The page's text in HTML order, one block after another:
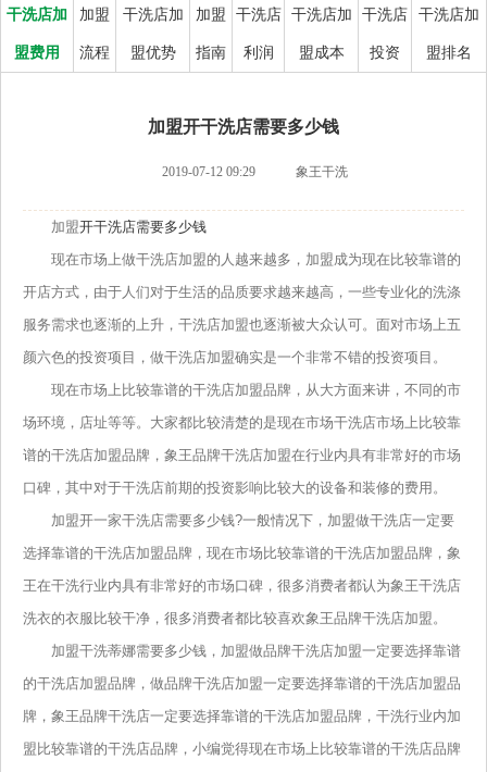
干洗店加
盟费用
加盟
流程
干洗店加
盟优势
加盟
指南
干洗店
利润
干洗店加
盟成本
干洗店
投资
干洗店加
盟排名
加盟开干洗店需要多少钱
2019-07-12 09:29 象王干洗
加盟开干洗店需要多少钱
现在市场上做干洗店加盟的人越来越多，加盟成为现在比较靠谱的
开店方式，由于人们对于生活的品质要求越来越高，一些专业化的洗涤
服务需求也逐渐的上升，干洗店加盟也逐渐被大众认可。面对市场上五
颜六色的投资项目，做干洗店加盟确实是一个非常不错的投资项目。
现在市场上比较靠谱的干洗店加盟品牌，从大方面来讲，不同的市
场环境，店址等等。大家都比较清楚的是现在市场干洗店市场上比较靠
谱的干洗店加盟品牌，象王品牌干洗店加盟在行业内具有非常好的市场
口碑，其中对于干洗店前期的投资影响比较大的设备和装修的费用。
加盟开一家干洗店需要多少钱?一般情况下，加盟做干洗店一定要
选择靠谱的干洗店加盟品牌，现在市场比较靠谱的干洗店加盟品牌，象
王在干洗行业内具有非常好的市场口碑，很多消费者都认为象王干洗店
洗衣的衣服比较干净，很多消费者都比较喜欢象王品牌干洗店加盟。
加盟干洗蒂娜需要多少钱，加盟做品牌干洗店加盟一定要选择靠谱
的干洗店加盟品牌，做品牌干洗店加盟一定要选择靠谱的干洗店加盟品
牌，象王品牌干洗店一定要选择靠谱的干洗店加盟品牌，干洗行业内加
盟比较靠谱的干洗店品牌，小编觉得现在市场上比较靠谱的干洗店品牌